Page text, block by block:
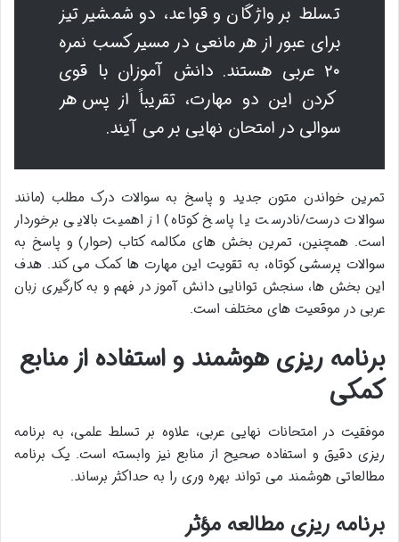
تسلط بر واژگان و قواعد، دو شمشیر تیز
برای عبور از هر مانعی در مسیر کسب نمره
۲۰ عربی هستند. دانش آموزان با قوی
کردن این دو مهارت، تقریباً از پس هر
سوالی در امتحان نهایی بر می آیند.
تمرین خواندن متون جدید و پاسخ به سوالات درک مطلب (مانند
سوالات درست/نادرست یا پاسخ کوتاه) از اهمیت بالایی برخوردار
است. همچنین، تمرین بخش های مکالمه کتاب (حوار) و پاسخ به
سوالات پرسشی کوتاه، به تقویت این مهارت ها کمک می کند. هدف
این بخش ها، سنجش توانایی دانش آموز در فهم و به کارگیری زبان
عربی در موقعیت های مختلف است.
برنامه ریزی هوشمند و استفاده از منابع
کمکی
موفقیت در امتحانات نهایی عربی، علاوه بر تسلط علمی، به برنامه
ریزی دقیق و استفاده صحیح از منابع نیز وابسته است. یک برنامه
مطالعاتی هوشمند می تواند بهره وری را به حداکثر برساند.
برنامه ریزی مطالعه مؤثر